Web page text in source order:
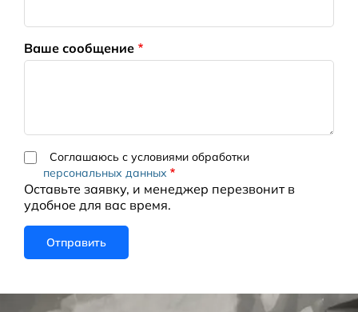
Ваше сообщение
Соглашаюсь с условиями обработки
персональных данных
Оставьте заявку, и менеджер перезвонит в
удобное для вас время.